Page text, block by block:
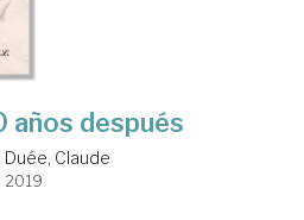
años después
Duée, Claude
2019